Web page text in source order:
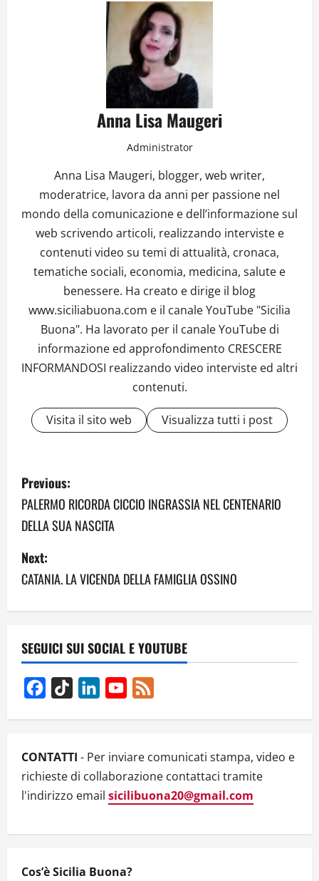
Anna Lisa Maugeri
Administrator
Anna Lisa Maugeri, blogger, web writer,
moderatrice, lavora da anni per passione nel
mondo della comunicazione e dell’informazione sul
web scrivendo articoli, realizzando interviste e
contenuti video su temi di attualità, cronaca,
tematiche sociali, economia, medicina, salute e
benessere. Ha creato e dirige il blog
www.siciliabuona.com e il canale YouTube "Sicilia
Buona". Ha lavorato per il canale YouTube di
informazione ed approfondimento CRESCERE
INFORMANDOSI realizzando video interviste ed altri
contenuti.
Visita il sito web Visualizza tutti i post
P
o
s
t
n
v
i
g
a
t
i
o
n
Previous:
PALERMO RICORDA CICCIO INGRASSIA NEL CENTENARIO
DELLA SUA NASCITA
Next:
CATANIA. LA VICENDA DELLA FAMIGLIA OSSINO
SEGUICI SUI SOCIAL E YOUTUBE
Facebook
TikTok LinkedInYouTube
CONTATTI - Per inviare comunicati stampa, video e
richieste di collaborazione contattaci tramite
l'indirizzo email sicilibuona20@gmail.com
Cos’è Sicilia Buona?